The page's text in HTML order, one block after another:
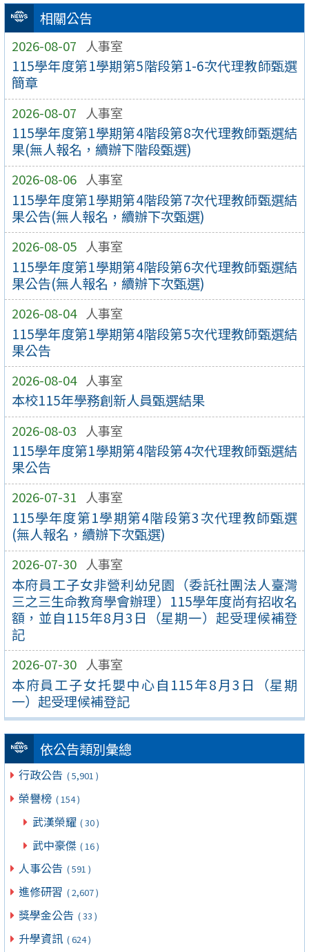
相關公告
2026-08-07 人事室
115學年度第1學期第5階段第1-6次代理教師甄選
簡章
2026-08-07 人事室
115學年度第1學期第4階段第8次代理教師甄選結
果(無人報名，續辦下階段甄選)
2026-08-06 人事室
115學年度第1學期第4階段第7次代理教師甄選結
果公告(無人報名，續辦下次甄選)
2026-08-05 人事室
115學年度第1學期第4階段第6次代理教師甄選結
果公告(無人報名，續辦下次甄選)
2026-08-04 人事室
115學年度第1學期第4階段第5次代理教師甄選結
果公告
2026-08-04 人事室
本校115年學務創新人員甄選結果
2026-08-03 人事室
115學年度第1學期第4階段第4次代理教師甄選結
果公告
2026-07-31 人事室
115學年度第1學期第4階段第3次代理教師甄選
(無人報名，續辦下次甄選)
2026-07-30 人事室
本府員工子女非營利幼兒園（委託社團法人臺灣
三之三生命教育學會辦理）115學年度尚有招收名
額，並自115年8月3日（星期一）起受理候補登
記
2026-07-30 人事室
本府員工子女托嬰中心自115年8月3日（星期
一）起受理候補登記
依公告類別彙總
行政公告 ( 5,901 )
榮譽榜 ( 154 )
武漢榮耀 ( 30 )
武中豪傑 ( 16 )
人事公告 ( 591 )
進修研習 ( 2,607 )
獎學金公告 ( 33 )
升學資訊 ( 624 )